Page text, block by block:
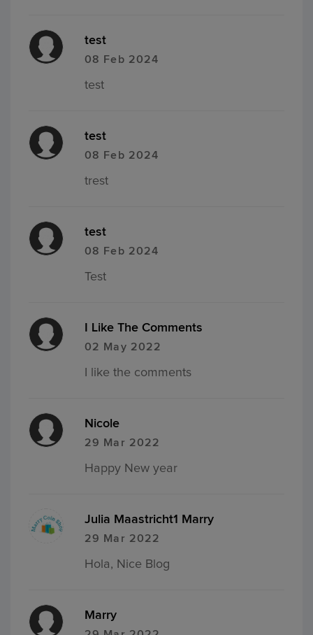
test
08 Feb 2024
test
test
08 Feb 2024
trest
test
08 Feb 2024
Test
I Like The Comments
02 May 2022
I like the comments
Nicole
29 Mar 2022
Happy New year
Julia Maastricht1 Marry
29 Mar 2022
Hola, Nice Blog
Marry